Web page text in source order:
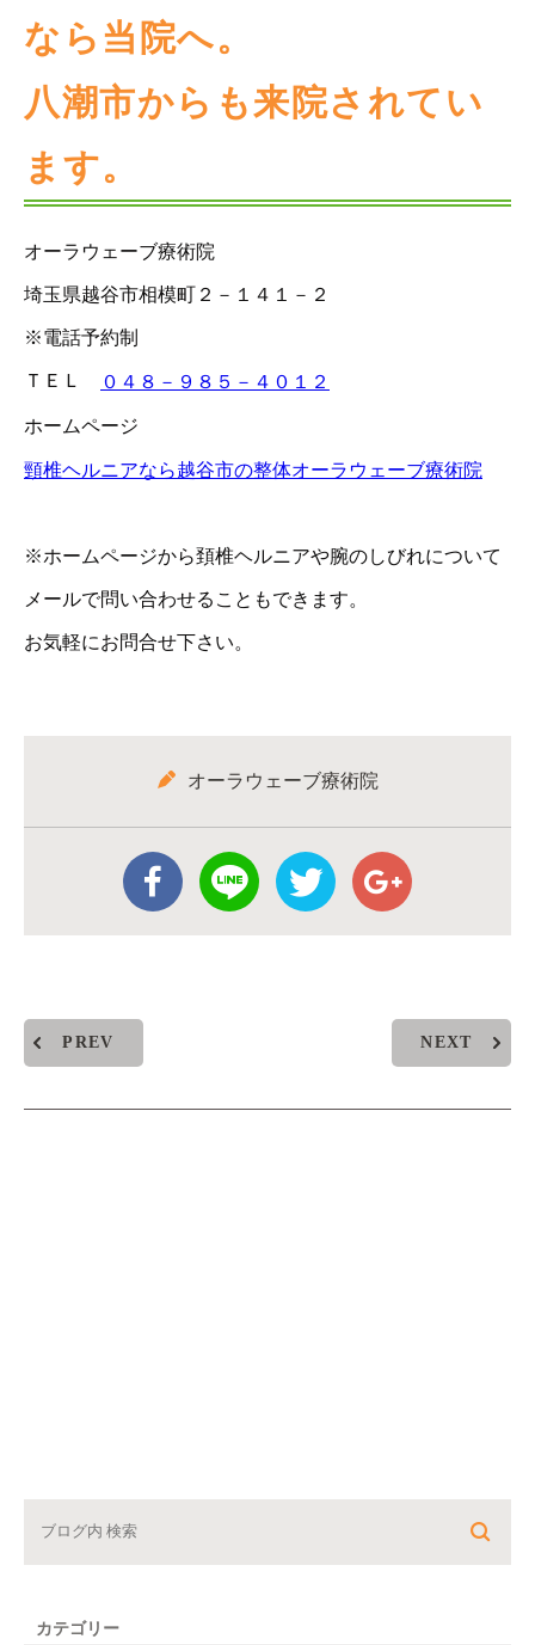
なら当院へ。
八潮市からも来院されてい
ます。
オーラウェーブ療術院
埼玉県越谷市相模町２－１４１－２
※電話予約制
ＴＥＬ ０４８－９８５－４０１２
ホームページ
頸椎ヘルニアなら越谷市の整体オーラウェーブ療術院
※ホームページから頚椎ヘルニアや腕のしびれについて
メールで問い合わせることもできます。
お気軽にお問合せ下さい。
オーラウェーブ療術院
PREV NEXT
カテゴリー